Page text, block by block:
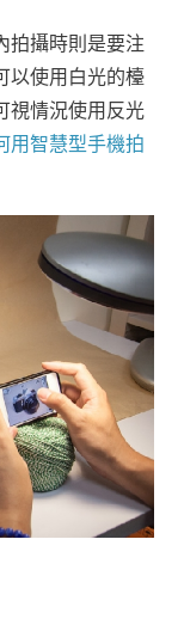
拍攝時則是要注
以使用白光的檯
視情況使用反光
用智慧型手機拍